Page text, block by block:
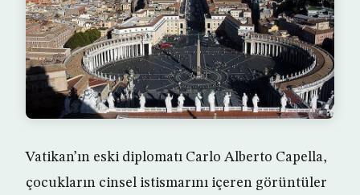
Vatikan’ın eski diplomatı Carlo Alberto Capella,
çocukların cinsel istismarını içeren görüntüler